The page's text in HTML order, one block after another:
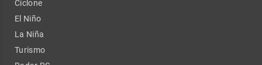
Ciclone
El Niño
La Niña
Turismo